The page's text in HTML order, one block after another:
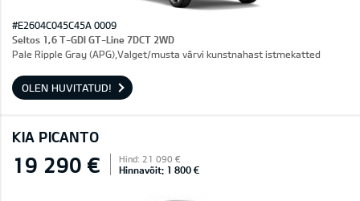
#E2604C045C45A 0009
Seltos 1,6 T-GDI GT-Line 7DCT 2WD
Pale Ripple Gray (APG),Valget/musta värvi kunstnahast istmekatted
OLEN HUVITATUD!
KIA PICANTO
19 290 € Hind: 21 090 €
Hinnavõit: 1 800 €